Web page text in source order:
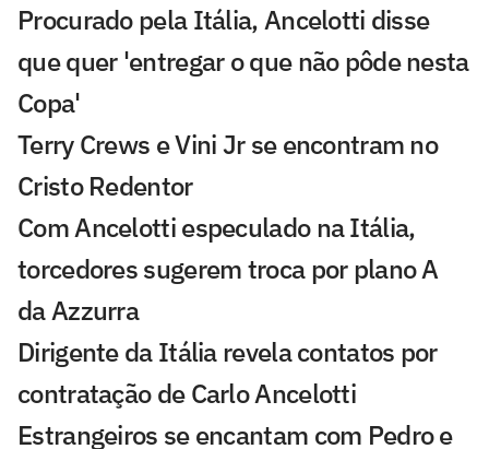
Procurado pela Itália, Ancelotti disse
que quer 'entregar o que não pôde nesta
Copa'
Terry Crews e Vini Jr se encontram no
Cristo Redentor
Com Ancelotti especulado na Itália,
torcedores sugerem troca por plano A
da Azzurra
Dirigente da Itália revela contatos por
contratação de Carlo Ancelotti
Estrangeiros se encantam com Pedro e